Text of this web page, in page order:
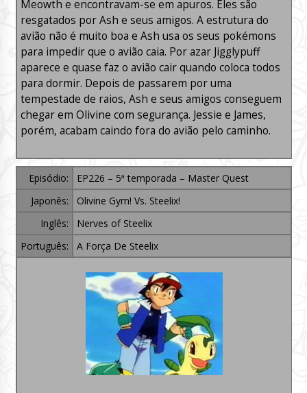
Meowth e encontravam-se em apuros. Eles são
resgatados por Ash e seus amigos. A estrutura do
avião não é muito boa e Ash usa os seus pokémons
para impedir que o avião caia. Por azar Jigglypuff
aparece e quase faz o avião cair quando coloca todos
para dormir. Depois de passarem por uma
tempestade de raios, Ash e seus amigos conseguem
chegar em Olivine com segurança. Jessie e James,
porém, acabam caindo fora do avião pelo caminho.
Episódio:
EP226 – 5ª temporada – Master Quest
Japonês:
Olivine Gym! Vs. Steelix!
Inglês:
Nerves of Steelix
Português:
A Força De Steelix